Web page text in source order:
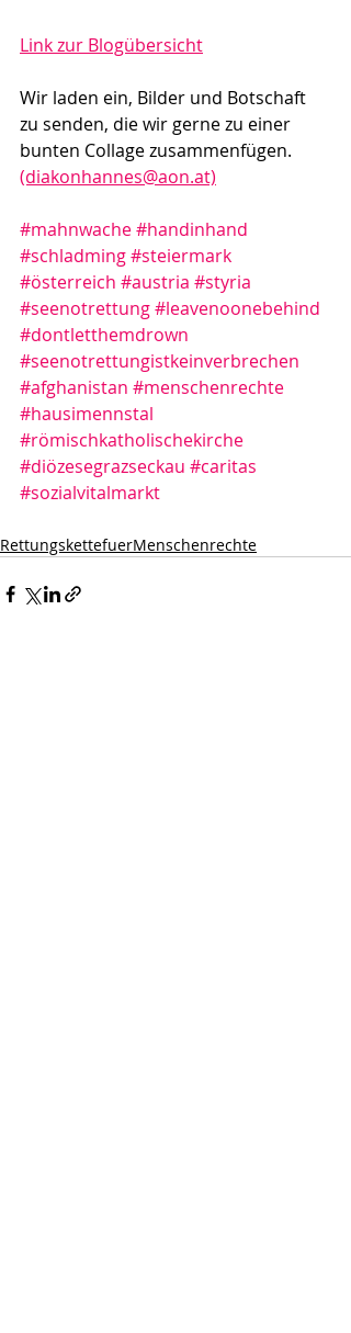
Link zur Blogübersicht
Wir laden ein, Bilder und Botschaft
zu senden, die wir gerne zu einer
bunten Collage zusammenfügen.
(diakonhannes@aon.at)
#mahnwache#handinhand
#schladming#steiermark
#österreich #austria #styria
#seenotrettung#leavenoonebehind
#dontletthemdrown
#seenotrettungistkeinverbrechen
#afghanistan #menschenrechte
#hausimennstal
#römischkatholischekirche
#diözesegrazseckau #caritas
#sozialvitalmarkt
RettungskettefuerMenschenrechte